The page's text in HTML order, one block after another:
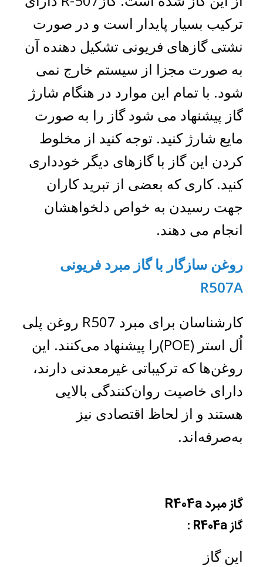
ترکیب بسیار پایدار است و در صورت
نشتی گازهای فریونی تشکیل دهنده آن
به صورت مجزا از سیستم خارج نمی
شود. با تمام این موارد در هنگام شارژ
گاز پیشنهاد می شود گاز را به صورت
مایع شارژ کنید. توجه کنید از مخلوط
کردن این گاز با گازهای دیگر خودداری
کنید. کاری که بعضی از تبرید کاران
جهت رسیدن به خواص دلخواهشان
انجام می دهند.
روغن سازگار با گاز مبرد فریونی
R507A
کارشناسان برای مبرد R507 روغن پلی
اُل استر (POE)را پیشنهاد می‌کنند. این
روغن‌ها که ترکیباتی غیرمعدنی دارند،
دارای خاصیت روان‌کنندگی بالایی
هستند و از لحاظ اقتصادی نیز
به‌صرفه‌اند.
گاز مبرد R404a
گاز R404a :
این گاز